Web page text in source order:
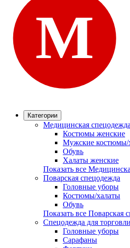
Категории
Медицинская спецодежда
Костюмы женские
Мужские костюмы/
Обувь
Халаты женские
Показать все
Поварская спецодежда
Головные уборы
Костюмы/халаты
Обувь
Показать все Поварская
Спецодежда для
Головные уборы
Сарафаны